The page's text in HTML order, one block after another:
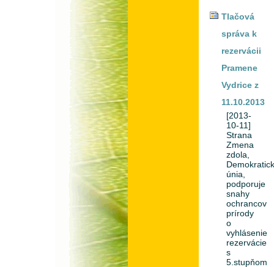
Tlačová
správa k
rezervácii
Pramene
Vydrice z
11.10.2013
[2013-
10-11]
Strana
Zmena
zdola,
únia,
podporuje
snahy
ochrancov
prírody
o
vyhlásenie
rezervácie
s
5.stupňom